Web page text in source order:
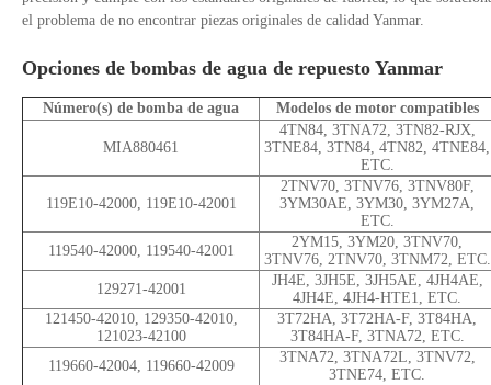
el problema de no encontrar piezas originales de calidad Yanmar.
Opciones de bombas de agua de repuesto Yanmar
Número(s) de bomba de agua Modelos de motor compatibles
MIA880461
4TN84, 3TNA72, 3TN82-RJX,
3TNE84, 3TN84, 4TN82, 4TNE84,
ETC.
119E10-42000, 119E10-42001
2TNV70, 3TNV76, 3TNV80F,
3YM30AE, 3YM30, 3YM27A,
ETC.
119540-42000, 119540-42001
2YM15, 3YM20, 3TNV70,
3TNV76, 2TNV70, 3TNM72, ETC.
129271-42001
JH4E, 3JH5E, 3JH5AE, 4JH4AE,
4JH4E, 4JH4-HTE1, ETC.
121450-42010, 129350-42010,
121023-42100
3T72HA, 3T72HA-F, 3T84HA,
3T84HA-F, 3TNA72, ETC.
119660-42004, 119660-42009
3TNA72, 3TNA72L, 3TNV72,
3TNE74, ETC.